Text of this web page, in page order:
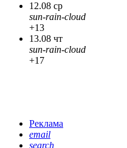
12.08 ср
sun-rain-cloud
+13
13.08 чт
sun-rain-cloud
+17
Реклама
email
search